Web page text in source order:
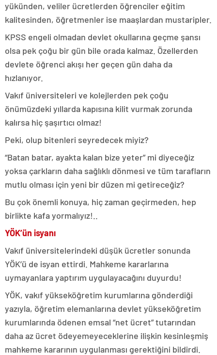
yükünden, veliler ücretlerden öğrenciler eğitim
kalitesinden, öğretmenler ise maaşlardan mustaripler.
KPSS engeli olmadan devlet okullarına geçme şansı
olsa pek çoğu bir gün bile orada kalmaz. Özellerden
devlete öğrenci akışı her geçen gün daha da
hızlanıyor.
Vakıf üniversiteleri ve kolejlerden pek çoğu
önümüzdeki yıllarda kapısına kilit vurmak zorunda
kalırsa hiç şaşırtıcı olmaz!
Peki, olup bitenleri seyredecek miyiz?
“Batan batar, ayakta kalan bize yeter” mi diyeceğiz
yoksa çarkların daha sağlıklı dönmesi ve tüm tarafların
mutlu olması için yeni bir düzen mi getireceğiz?
Bu çok önemli konuya, hiç zaman geçirmeden, hep
birlikte kafa yormalıyız!..
YÖK’ün isyanı
Vakıf üniversitelerindeki düşük ücretler sonunda
YÖK’ü de isyan ettirdi. Mahkeme kararlarına
uymayanlara yaptırım uygulayacağını duyurdu!
YÖK, vakıf yükseköğretim kurumlarına gönderdiği
yazıyla, öğretim elemanlarına devlet yükseköğretim
kurumlarında ödenen emsal “net ücret” tutarından
daha az ücret ödeyemeyeceklerine ilişkin kesinleşmiş
mahkeme kararının uygulanması gerektiğini bildirdi.